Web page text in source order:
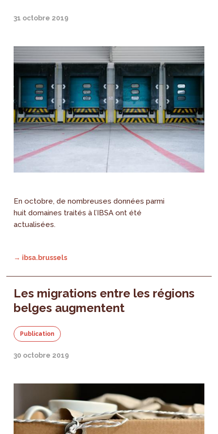
31 octobre 2019
En octobre, de nombreuses données parmi
huit domaines traités à l’IBSA ont été
actualisées.
→ ibsa.brussels
Les migrations entre les régions
belges augmentent
Publication
30 octobre 2019